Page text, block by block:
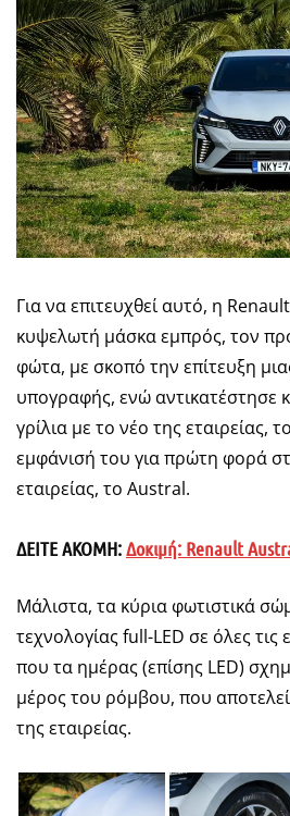
Για να επιτευχθεί αυτό, η
κυψελωτή μάσκα εμπρός, τον
φώτα, με σκοπό την επίτευξη
υπογραφής, ενώ αντικατέστησε
γρίλια με το νέο της εταιρείας,
εμφάνισή του για πρώτη φορά
εταιρείας, το Austral.
ΔΕΙΤΕ ΑΚΟΜΗ:Δοκιμή: Renault
Μάλιστα, τα κύρια φωτιστικά
τεχνολογίας full-LED σε όλες τις
που τα ημέρας (επίσης LED)
μέρος του ρόμβου, που
της εταιρείας.